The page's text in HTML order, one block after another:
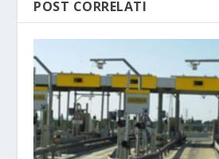
POST CORRELATI